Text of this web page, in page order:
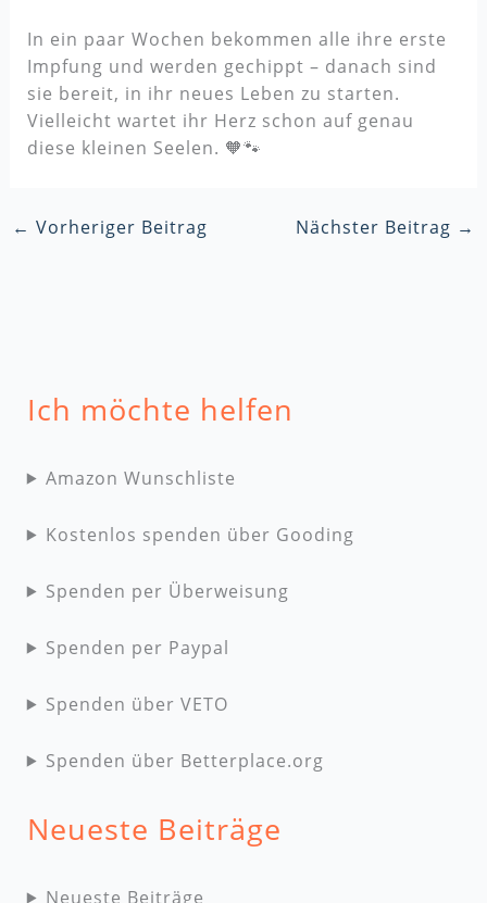
In ein paar Wochen bekommen alle ihre erste
Impfung und werden gechippt – danach sind
sie bereit, in ihr neues Leben zu starten.
Vielleicht wartet ihr Herz schon auf genau
diese kleinen Seelen. 🧡🐾
← Vorheriger Beitrag Nächster Beitrag →
Ich möchte helfen
Amazon Wunschliste
Kostenlos spenden über Gooding
Spenden per Überweisung
Spenden per Paypal
Spenden über VETO
Spenden über Betterplace.org
Neueste Beiträge
Neueste Beiträge